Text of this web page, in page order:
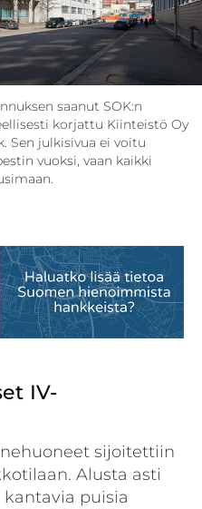
saanut SOK:n
korjattu Kiinteistö Oy
Sen julkisivua ei voitu
vuoksi, vaan kaikki
IV-
sijoitettiin
Alusta asti
puisia